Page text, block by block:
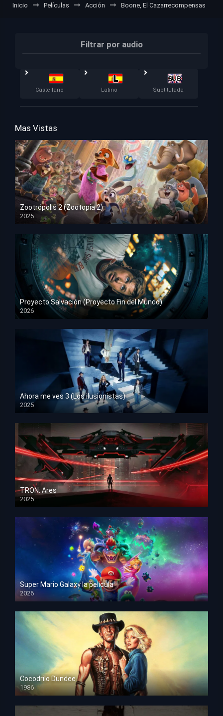
Inicio Películas Acción Boone, El Cazarrecompensas
Filtrar por audio
Castellano Latino Subtitulada
Mas Vistas
Zootrópolis 2 (Zootopia 2)
2025
HD 1080p
Proyecto Salvación (Proyecto Fin del Mundo)
2026
HD 1080p
Ahora me ves 3 (Los ilusionistas)
2025
HD 1080p
TRON: Ares
2025
HD 1080p
Super Mario Galaxy la película
2026
HD 1080p
Cocodrilo Dundee
1986
HD 1080p